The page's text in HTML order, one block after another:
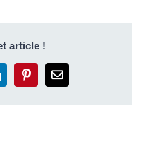
article !
PinterestEmail